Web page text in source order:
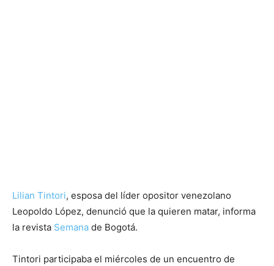
Lilian Tintori, esposa del líder opositor venezolano
Leopoldo López, denunció que la quieren matar, informa
la revista Semana de Bogotá.
Tintori participaba el miércoles de un encuentro de